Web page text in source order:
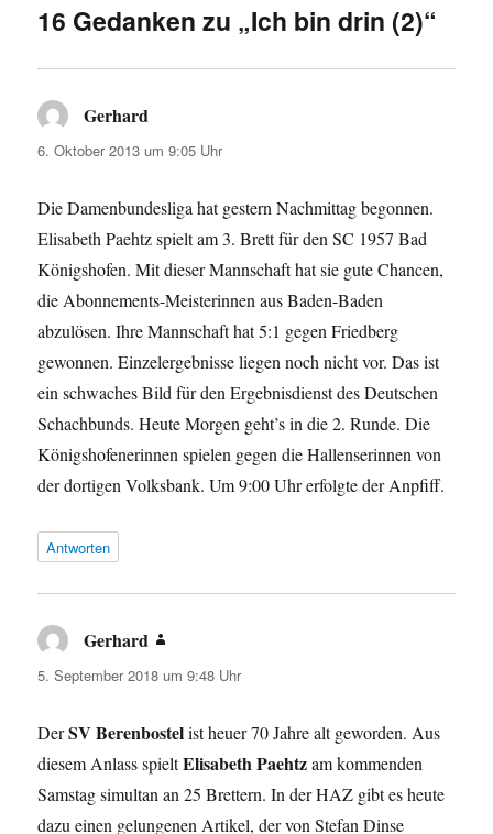
16 Gedanken zu „Ich bin drin (2)“
Gerhard
6. Oktober 2013 um 9:05 Uhr
Die Damenbundesliga hat gestern Nachmittag begonnen.
Elisabeth Paehtz spielt am 3. Brett für den SC 1957 Bad
Königshofen. Mit dieser Mannschaft hat sie gute Chancen,
die Abonnements-Meisterinnen aus Baden-Baden
abzulösen. Ihre Mannschaft hat 5:1 gegen Friedberg
gewonnen. Einzelergebnisse liegen noch nicht vor. Das ist
ein schwaches Bild für den Ergebnisdienst des Deutschen
Schachbunds. Heute Morgen geht’s in die 2. Runde. Die
Königshofenerinnen spielen gegen die Hallenserinnen von
der dortigen Volksbank. Um 9:00 Uhr erfolgte der Anpfiff.
Antworten
Gerhard
5. September 2018 um 9:48 Uhr
DerSV Berenbostelist heuer 70 Jahre alt geworden. Aus
diesem Anlass spieltElisabeth Paehtzam kommenden
Samstag simultan an 25 Brettern. In der HAZ gibt es heute
dazu einen gelungenen Artikel, der von Stefan Dinse